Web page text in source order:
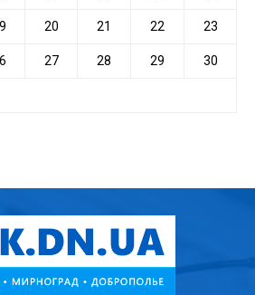
20 21 22 23
27 28 29 30